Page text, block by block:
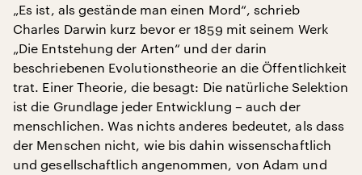
„Es ist, als gestände man einen Mord“, schrieb
Charles Darwin kurz bevor er 1859 mit seinem Werk
„Die Entstehung der Arten“ und der darin
beschriebenen Evolutionstheorie an die Öffentlichkeit
trat. Einer Theorie, die besagt: Die natürliche Selektion
ist die Grundlage jeder Entwicklung – auch der
menschlichen. Was nichts anderes bedeutet, als dass
der Menschen nicht, wie bis dahin wissenschaftlich
und gesellschaftlich angenommen, von Adam und